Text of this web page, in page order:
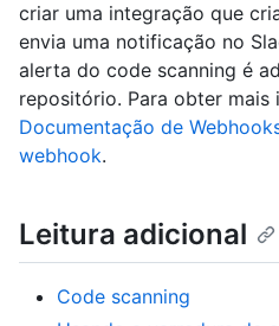
criar uma integração que
envia uma notificação no
alerta do code scanning é
repositório. Para obter mais
Documentação de
webhook.
Leitura adicional
Code scanning